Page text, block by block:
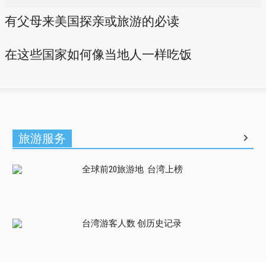
有父母来美国探亲或旅游的必读
在这些国家如何像当地人一样吃饭
旅游服务
全球前20旅游地 台湾上榜
台湾游客人数 创历史记录